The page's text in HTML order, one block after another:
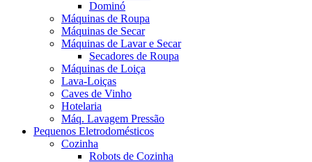
Dominó
Máquinas de Roupa
Máquinas de Secar
Máquinas de Lavar e Secar
Secadores de Roupa
Máquinas de Loiça
Lava-Loiças
Caves de Vinho
Hotelaria
Máq. Lavagem Pressão
Pequenos Eletrodomésticos
Cozinha
Robots de Cozinha